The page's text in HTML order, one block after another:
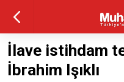
İlave istihdam
İbrahim Işıklı